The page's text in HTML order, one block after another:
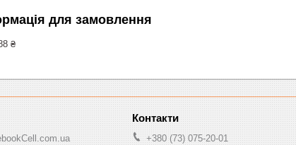
для замовлення
₴
+380 (73) 075-20-01